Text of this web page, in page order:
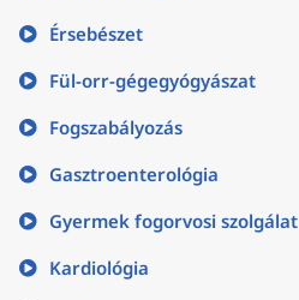
Érsebészet
Fül-orr-gégegyógyászat
Fogszabályozás
Gasztroenterológia
Gyermek fogorvosi szolgálat
Kardiológia